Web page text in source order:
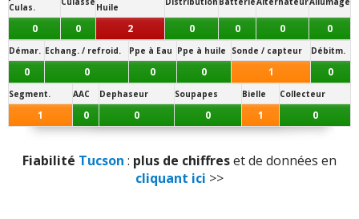
Couple moteur:4n'aiment pas
Consommation:3aiment4n'aiment pas
Boîte de vitesses (agrément, longueur des
rapports):1aime
Style:2aiment
Panne la plus signalée :
boîte de vitesses
Culas.
Huile
0 0 2 0 0 0 0
Démar. Echang. / refroid. Ppe à Eau Ppe à huile Sonde / capteur Débitm.
0 0 0 0 1 0
Segment. AAC Dephaseur Soupapes Bielle Collecteur
1 0 0 0 1 0
Fiabilité Tucson : plus de chiffreset de données en
cliquant ici >>